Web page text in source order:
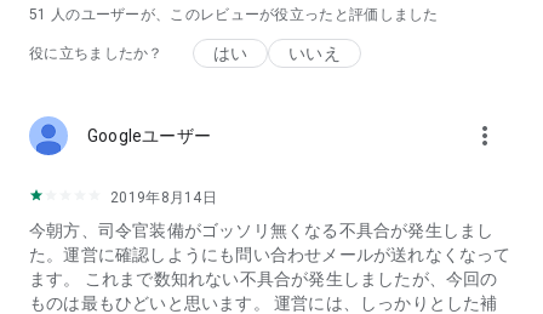
51 人のユーザーが、このレビューが役立ったと評価しました
役に立ちましたか？ はい いいえ
Googleユーザー more_vert
2019年8月14日
今朝方、司令官装備がゴッソリ無くなる不具合が発生しまし
た。運営に確認しようにも問い合わせメールが送れなくなって
ます。 これまで数知れない不具合が発生しましたが、今回の
ものは最もひどいと思います。 運営には、しっかりとした補